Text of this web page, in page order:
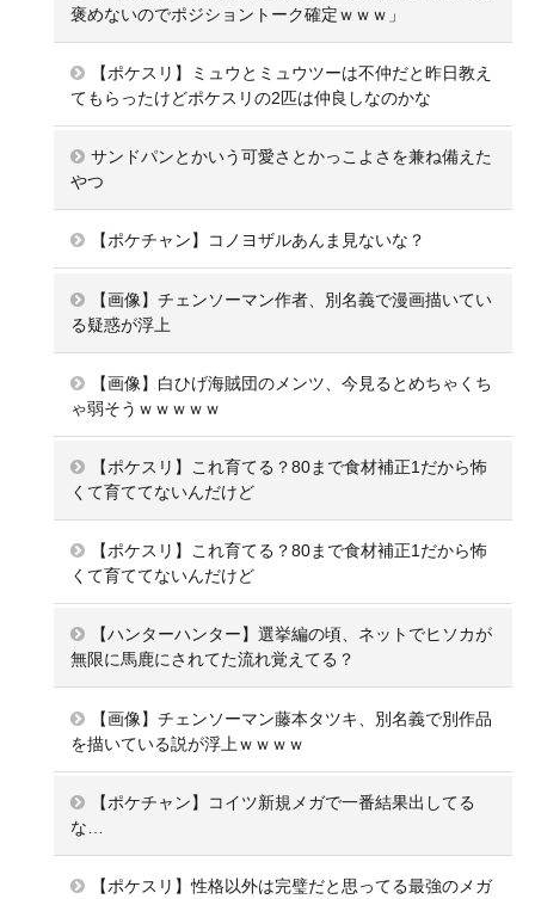
褒めないのでポジショントーク確定ｗｗｗ」
【ポケスリ】ミュウとミュウツーは不仲だと昨日教え
てもらったけどポケスリの2匹は仲良しなのかな
サンドパンとかいう可愛さとかっこよさを兼ね備えた
やつ
【ポケチャン】コノヨザルあんま見ないな？
【画像】チェンソーマン作者、別名義で漫画描いてい
る疑惑が浮上
【画像】白ひげ海賊団のメンツ、今見るとめちゃくち
ゃ弱そうｗｗｗｗｗ
【ポケスリ】これ育てる？80まで食材補正1だから怖
くて育ててないんだけど
【ポケスリ】これ育てる？80まで食材補正1だから怖
くて育ててないんだけど
【ハンターハンター】選挙編の頃、ネットでヒソカが
無限に馬鹿にされてた流れ覚えてる？
【画像】チェンソーマン藤本タツキ、別名義で別作品
を描いている説が浮上ｗｗｗｗ
【ポケチャン】コイツ新規メガで一番結果出してる
な…
【ポケスリ】性格以外は完璧だと思ってる最強のメガ